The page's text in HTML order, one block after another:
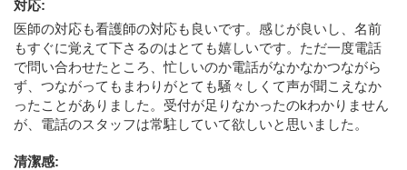
対応:
医師の対応も看護師の対応も良いです。感じが良いし、名前
もすぐに覚えて下さるのはとても嬉しいです。ただ一度電話
で問い合わせたところ、忙しいのか電話がなかなかつながら
ず、つながってもまわりがとても騒々しくて声が聞こえなか
ったことがありました。受付が足りなかったのkわかりません
が、電話のスタッフは常駐していて欲しいと思いました。
清潔感: